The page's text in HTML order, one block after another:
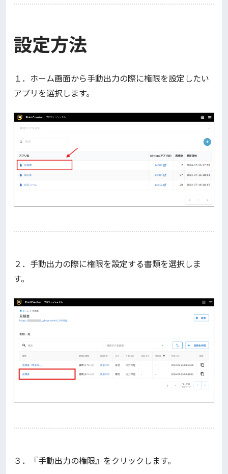
設定方法
１．ホーム画面から手動出力の際に権限を設定したい
アプリを選択します。
２．手動出力の際に権限を設定する書類を選択しま
す。
３．『手動出力の権限』をクリックします。